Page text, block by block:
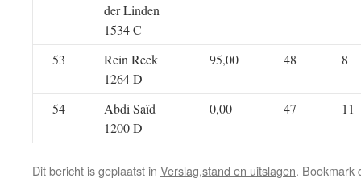
der Linden
1534 C
53
Rein Reek
1264 D
95,00 48 8
54
Abdi Saïd
1200 D
0,00 47 11
Dit bericht is geplaatst in Verslag,stand en uitslagen. Bookmark